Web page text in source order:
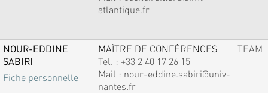
atlantique.fr
NOUR-EDDINE
SABIRI
Fiche personnelle
MAÎTRE DE CONFÉRENCES
Tel. : +33 2 40 17 26 15
Mail : nour-eddine.sabiri@univ-
nantes.fr
TEAM